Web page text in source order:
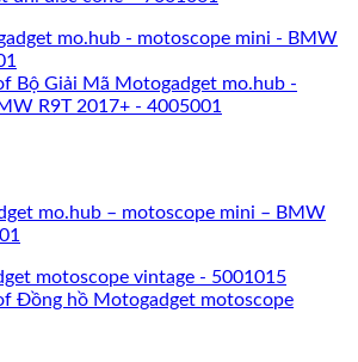
mo.hub – motoscope mini – BMW